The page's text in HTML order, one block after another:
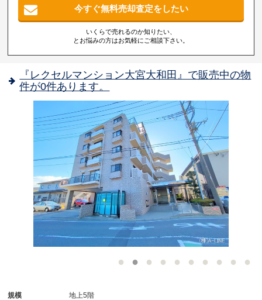
今すぐ無料売却査定をしたい
いくらで売れるのか知りたい、
とお悩みの方はお気軽にご相談下さい。
『レクセルマンション大宮大和田』で販売中の物
件が0件あります。
規模 地上5階